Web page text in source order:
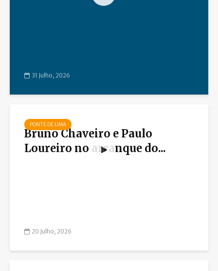
31 Julho, 2026
PONTE DE LIMA
Bruno Chaveiro e Paulo
Loureiro no arranque do...
20 Julho, 2026